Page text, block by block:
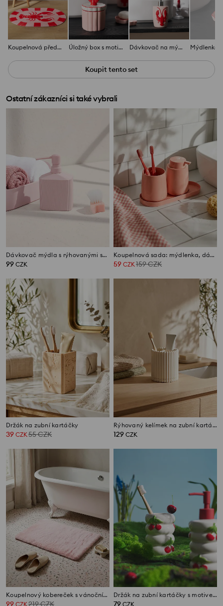
Koupelnová předložka s motivem humra Úložný box s motivem humra Dávkovač na mýdlo s motivem humra
Koupit tento set
Ostatní zákazníci si také vybrali
Dávkovač mýdla s rýhovanými stěnami
99 CZK
Koupelnová sada: mýdlenka, dávkovač mýdla a držák na zubní kartáčky
59 CZK159CZK
Držák na zubní kartáčky
39 CZK 55CZK
Rýhovaný kelímek na zubní kartáčky
129 CZK
Koupelnový kobereček s vánočním motivem
99 CZK 219CZK
Držák na zubní kartáčky s motivem třešní
79 CZK